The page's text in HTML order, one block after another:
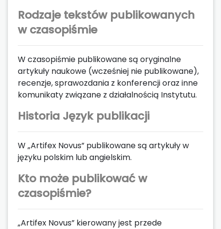
Rodzaje tekstów publikowanych
w czasopiśmie
W czasopiśmie publikowane są oryginalne
artykuły naukowe (wcześniej nie publikowane),
recenzje, sprawozdania z konferencji oraz inne
komunikaty związane z działalnością Instytutu.
Historia Język publikacji
W „Artifex Novus” publikowane są artykuły w
języku polskim lub angielskim.
Kto może publikować w
czasopiśmie?
„Artifex Novus” kierowany jest przede